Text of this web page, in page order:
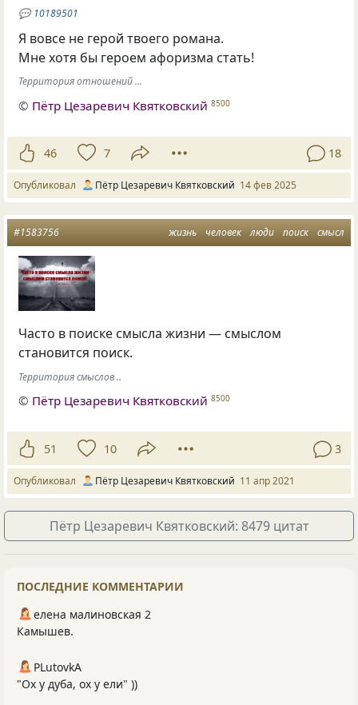
💬 10189501
Я вовсе не герой твоего романа.
Мне хотя бы героем афоризма стать!
Территория отношений ...
© Пётр Цезаревич Квятковский 8500
46 7 18
Опубликовал Пётр Цезаревич Квятковский 14 фев 2025
жизнь человек люди поиск смысл
#1583756
Часто в поиске смысла жизни — смыслом
становится поиск.
Территория смыслов ..
© Пётр Цезаревич Квятковский 8500
51 10 3
Опубликовал Пётр Цезаревич Квятковский 11 апр 2021
Пётр Цезаревич Квятковский: 8479 цитат
ПОСЛЕДНИЕ КОММЕНТАРИИ
елена малиновская 2
Камышев.
PLutоvkА
"Ох у дуба, ох у ели" ))